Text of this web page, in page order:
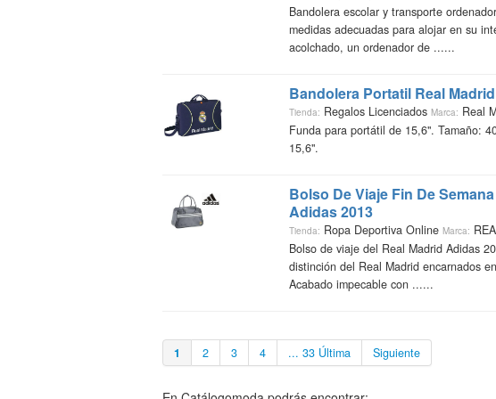
Bandolera escolar y transporte
medidas adecuadas para alojar en su
acolchado, un ordenador de ......
Bandolera Portatil Real
Tienda: Regalos Licenciados Marca: Real
Funda para portátil de 15,6". Tamaño:
15,6".
Bolso De Viaje Fin De
Adidas 2013
Tienda: Ropa Deportiva Online Marca:
Bolso de viaje del Real Madrid Adidas
distinción del Real Madrid encarnados
Acabado impecable con ......
1 2 3 4 ... 33 Última Siguiente